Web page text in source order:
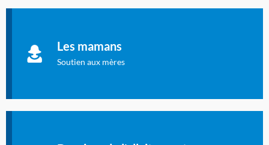
Les mamans
Soutien aux mères
à allaiter et vous informer : toutes les rubriques qui
concernent l'allaitement.